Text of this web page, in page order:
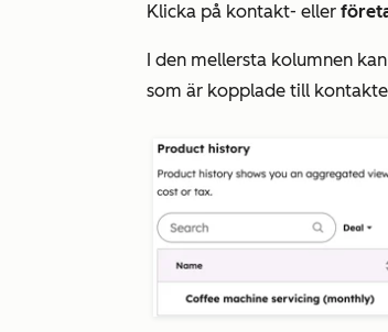
Klicka på kontakt- eller
I den mellersta kolumnen
som är kopplade till